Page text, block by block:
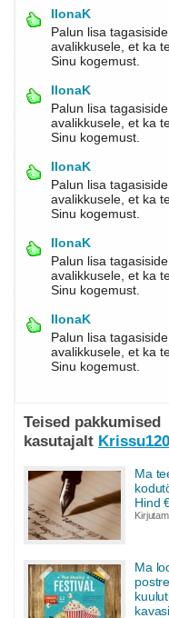
IlonaK
Palun lisa
avalikkusele, et ka
Sinu kogemust.
IlonaK
Palun lisa
avalikkusele, et ka
Sinu kogemust.
IlonaK
Palun lisa
avalikkusele, et ka
Sinu kogemust.
IlonaK
Palun lisa
avalikkusele, et ka
Sinu kogemust.
IlonaK
Palun lisa
avalikkusele, et ka
Sinu kogemust.
Teised pakkumised
kasutajalt
Ma
Hind
Ma
kavasi